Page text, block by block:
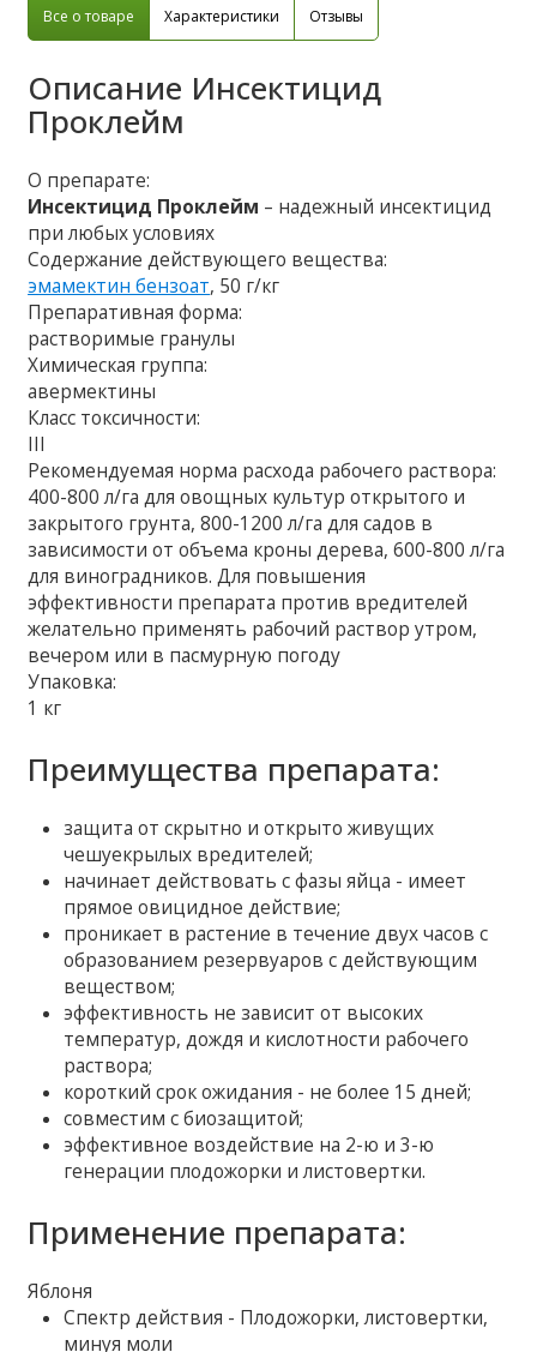
Все о товаре Характеристики Отзывы
Описание Инсектицид
Проклейм
О препарате:
Инсектицид Проклейм – надежный инсектицид
при любых условиях
Содержание действующего вещества:
эмамектин бензоат, 50 г/кг
Препаративная форма:
растворимые гранулы
Химическая группа:
авермектины
Класс токсичности:
III
Рекомендуемая норма расхода рабочего раствора:
400-800 л/га для овощных культур открытого и
закрытого грунта, 800-1200 л/га для садов в
зависимости от объема кроны дерева, 600-800 л/га
для виноградников. Для повышения
эффективности препарата против вредителей
желательно применять рабочий раствор утром,
вечером или в пасмурную погоду
Упаковка:
1 кг
Преимущества препарата:
защита от скрытно и открыто живущих
чешуекрылых вредителей;
начинает действовать с фазы яйца - имеет
прямое овицидное действие;
проникает в растение в течение двух часов с
образованием резервуаров с действующим
веществом;
эффективность не зависит от высоких
температур, дождя и кислотности рабочего
раствора;
короткий срок ожидания - не более 15 дней;
совместим с биозащитой;
эффективное воздействие на 2-ю и 3-ю
генерации плодожорки и листовертки.
Применение препарата:
Яблоня
Спектр действия - Плодожорки, листовертки,
минуя моли